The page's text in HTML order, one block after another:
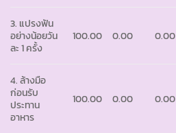
3. แปรงฟัน
อย่างน้อยวัน
ละ 1 ครั้ง
100.00 0.00 0.00
4. ล้างมือ
ก่อนรับ
ประทาน
อาหาร
100.00 0.00 0.00